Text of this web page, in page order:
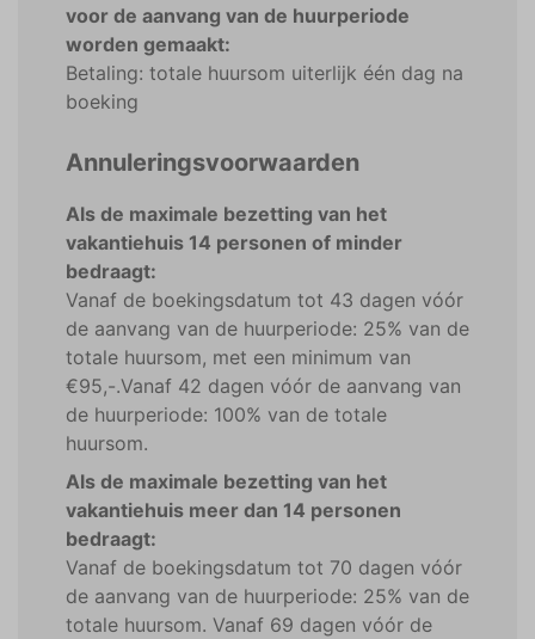
voor de aanvang van de huurperiode
worden gemaakt:
Betaling: totale huursom uiterlijk één dag na
boeking
Annuleringsvoorwaarden
Als de maximale bezetting van het
vakantiehuis 14 personen of minder
bedraagt:
Vanaf de boekingsdatum tot 43 dagen vóór
de aanvang van de huurperiode: 25% van de
totale huursom, met een minimum van
€95,-.Vanaf 42 dagen vóór de aanvang van
de huurperiode: 100% van de totale
huursom.
Als de maximale bezetting van het
vakantiehuis meer dan 14 personen
bedraagt:
Vanaf de boekingsdatum tot 70 dagen vóór
de aanvang van de huurperiode: 25% van de
totale huursom. Vanaf 69 dagen vóór de